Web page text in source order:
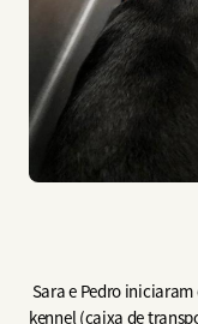
Sara e Pedro
kennel (caixa de